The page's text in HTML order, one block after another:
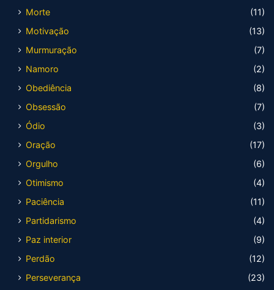
Morte
(11)
Motivação
(13)
Murmuração
(7)
Namoro
(2)
Obediência
(8)
Obsessão
(7)
Ódio
(3)
Oração
(17)
Orgulho
(6)
Otimismo
(4)
Paciência
(11)
Partidarismo
(4)
Paz interior
(9)
Perdão
(12)
Perseverança
(23)